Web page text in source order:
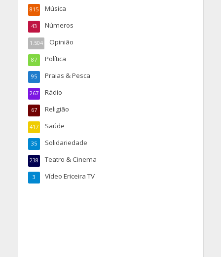
Música
815
Números
43
Opinião
1.504
Política
87
Praias & Pesca
95
Rádio
267
Religião
67
Saúde
417
Solidariedade
35
Teatro & Cinema
238
Vídeo Ericeira TV
3